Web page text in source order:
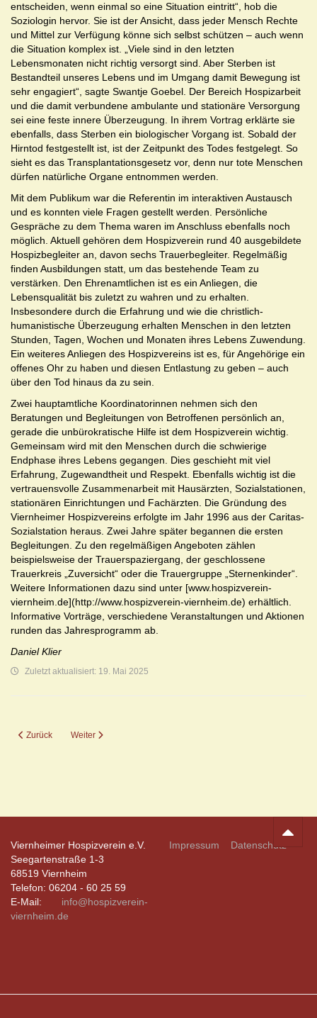
entscheiden, wenn einmal so eine Situation eintritt“, hob die
Soziologin hervor. Sie ist der Ansicht, dass jeder Mensch Rechte
und Mittel zur Verfügung könne sich selbst schützen – auch wenn
die Situation komplex ist. „Viele sind in den letzten
Lebensmonaten nicht richtig versorgt sind. Aber Sterben ist
Bestandteil unseres Lebens und im Umgang damit Bewegung ist
sehr engagiert“, sagte Swantje Goebel. Der Bereich Hospizarbeit
und die damit verbundene ambulante und stationäre Versorgung
sei eine feste innere Überzeugung. In ihrem Vortrag erklärte sie
ebenfalls, dass Sterben ein biologischer Vorgang ist. Sobald der
Hirntod festgestellt ist, ist der Zeitpunkt des Todes festgelegt. So
sieht es das Transplantationsgesetz vor, denn nur tote Menschen
dürfen natürliche Organe entnommen werden.
Mit dem Publikum war die Referentin im interaktiven Austausch
und es konnten viele Fragen gestellt werden. Persönliche
Gespräche zu dem Thema waren im Anschluss ebenfalls noch
möglich. Aktuell gehören dem Hospizverein rund 40 ausgebildete
Hospizbegleiter an, davon sechs Trauerbegleiter. Regelmäßig
finden Ausbildungen statt, um das bestehende Team zu
verstärken. Den Ehrenamtlichen ist es ein Anliegen, die
Lebensqualität bis zuletzt zu wahren und zu erhalten.
Insbesondere durch die Erfahrung und wie die christlich-
humanistische Überzeugung erhalten Menschen in den letzten
Stunden, Tagen, Wochen und Monaten ihres Lebens Zuwendung.
Ein weiteres Anliegen des Hospizvereins ist es, für Angehörige ein
offenes Ohr zu haben und diesen Entlastung zu geben – auch
über den Tod hinaus da zu sein.
Zwei hauptamtliche Koordinatorinnen nehmen sich den
Beratungen und Begleitungen von Betroffenen persönlich an,
gerade die unbürokratische Hilfe ist dem Hospizverein wichtig.
Gemeinsam wird mit den Menschen durch die schwierige
Endphase ihres Lebens gegangen. Dies geschieht mit viel
Erfahrung, Zugewandtheit und Respekt. Ebenfalls wichtig ist die
vertrauensvolle Zusammenarbeit mit Hausärzten, Sozialstationen,
stationären Einrichtungen und Fachärzten. Die Gründung des
Viernheimer Hospizvereins erfolgte im Jahr 1996 aus der Caritas-
Sozialstation heraus. Zwei Jahre später begannen die ersten
Begleitungen. Zu den regelmäßigen Angeboten zählen
beispielsweise der Trauerspaziergang, der geschlossene
Trauerkreis „Zuversicht“ oder die Trauergruppe „Sternenkinder“.
Weitere Informationen dazu sind unter [www.hospizverein-
viernheim.de](http://www.hospizverein-viernheim.de) erhältlich.
Informative Vorträge, verschiedene Veranstaltungen und Aktionen
runden das Jahresprogramm ab.
Daniel Klier
Zuletzt aktualisiert: 19. Mai 2025
Vorheriger Beitrag: 1281 Stunden Begleitung durch letzte Lebensphase
Zurück Nächster Beitrag: Die Flucht meiner Mutter
Weiter
Viernheimer Hospizverein e.V.
Seegartenstraße 1-3
68519 Viernheim
Telefon: 06204 - 60 25 59
E-Mail: info@hospizverein-
viernheim.de
Impressum Datenschutz